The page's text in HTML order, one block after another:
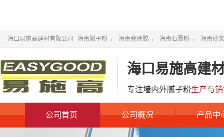
海口易施高建材有限公司 海南腻子粉 ， 海南瓷砖胶 ， 海南石膏粉 ， 海南砂浆
海口易施高建
专注墙内外腻子粉生产与
公司首页 公司概况 产品中